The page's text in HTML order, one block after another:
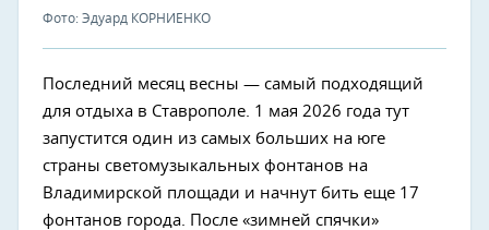
Фото: Эдуард КОРНИЕНКО
Последний месяц весны — самый подходящий
для отдыха в Ставрополе. 1 мая 2026 года тут
запустится один из самых больших на юге
страны светомузыкальных фонтанов на
Владимирской площади и начнут бить еще 17
фонтанов города. После «зимней спячки»